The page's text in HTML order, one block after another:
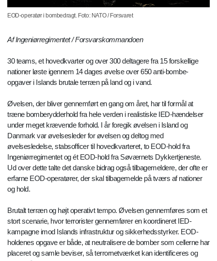
EOD-operatør i bombedragt. Foto: NATO / Forsvaret
Af Ingeniørregimentet / Forsvarskommandoen
30 teams, et hovedkvarter og over 300 deltagere fra 15 forskellige
nationer løste igennem 14 dages øvelse over 650 anti-bombe-
opgaver i Islands brutale terræn på land og i vand.
Øvelsen, der bliver gennemført en gang om året, har til formål at
træne bomberydderhold fra hele verden i realistiske IED-hændelser
under meget krævende forhold. I år foregik øvelsen i Island og
Danmark var øvelsesleder for øvelsen og deltog med
øvelsesledelse, stabsofficer til hovedkvarteret, to EOD-hold fra
Ingeniørregimentet og ét EOD-hold fra Søværnets Dykkertjeneste.
Ud over dette talte det danske bidrag også tilbagemeldere, der ofte er
erfarne EOD-operatører, der skal tilbagemelde på tværs af nationer
og hold.
Brutalt terræn og højt operativt tempo. Øvelsen gennemføres som et
stort scenarie, hvor terrorister gennemfører en koordineret IED-
kampagne imod Islands infrastruktur og sikkerhedsstyrker. EOD-
holdenes opgave er både, at neutralisere de bomber som cellerne har
placeret og samle beviser, så terrornetværket kan identificeres og